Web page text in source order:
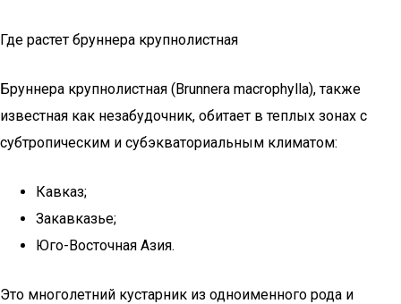
Где растет бруннера крупнолистная
Бруннера крупнолистная (Brunnera macrophylla), также
известная как незабудочник, обитает в теплых зонах с
субтропическим и субэкваториальным климатом:
Кавказ;
Закавказье;
Юго-Восточная Азия.
Это многолетний кустарник из одноименного рода и